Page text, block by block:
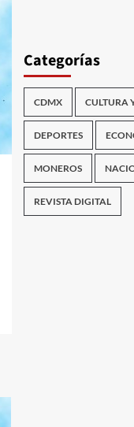
Categorías
CDMX CULTURA
DEPORTES
MONEROS
REVISTA DIGITAL